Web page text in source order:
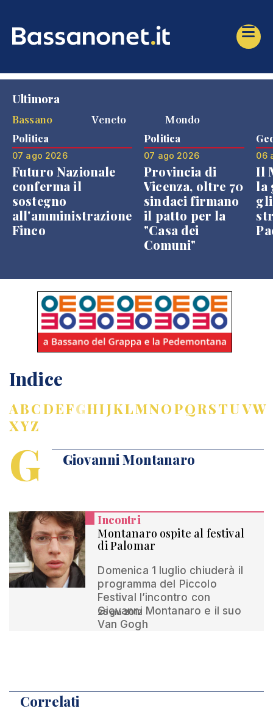
Ultimora
Bassano
Veneto Mondo
Politica
07 ago 2026
Futuro Nazionale
conferma il
sostegno
all'amministrazione
Finco
Politica
07 ago 2026
Provincia di
Vicenza, oltre 70
sindaci firmano
il patto per la
"Casa dei
Comuni"
06
Il
la
Indice
ABCDEFGHIJKLMNOPQRSTUVW
XYZ
G Giovanni Montanaro
Incontri
Montanaro ospite al festival
di Palomar
Domenica 1 luglio chiuderà il
programma del Piccolo
Festival l’incontro con
Giovanni Montanaro e il suo
Van Gogh
25 giu 2012
Correlati